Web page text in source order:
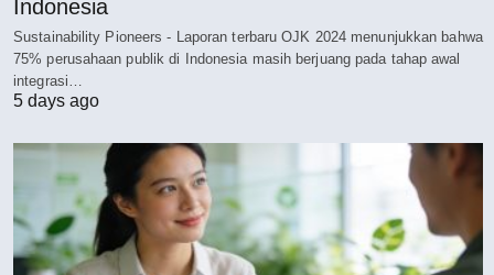
Indonesia
Sustainability Pioneers - Laporan terbaru OJK 2024 menunjukkan bahwa
75% perusahaan publik di Indonesia masih berjuang pada tahap awal
integrasi…
5 days ago